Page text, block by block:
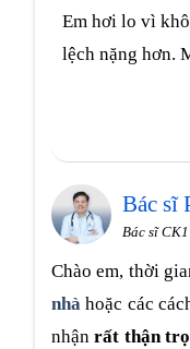
Em hơi lo vì
lệch nặng hơn.
Bác sĩ
Bác sĩ CK1
Chào em, thời
nhà hoặc các
nhậnrất thận